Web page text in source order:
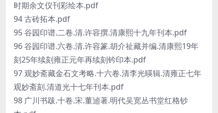
时期余文仪刊彩绘本.pdf
94 古砖拓本.pdf
95 谷园印谱.二卷.清.许容撰.清康熙十九年刊本.pdf
96 谷园印谱.六卷.清.许容篆.胡介祉藏并编.清康熙19年
刻25年续刻雍正元年再续刻钤印本.pdf
97 观妙斋藏金石文考略.十六卷.清李光暎辑.清雍正七年
观妙斋刻.清道光十七年刊本.pdf
98 广川书跋.十卷.宋.董逌著.明代吴宽丛书堂红格钞